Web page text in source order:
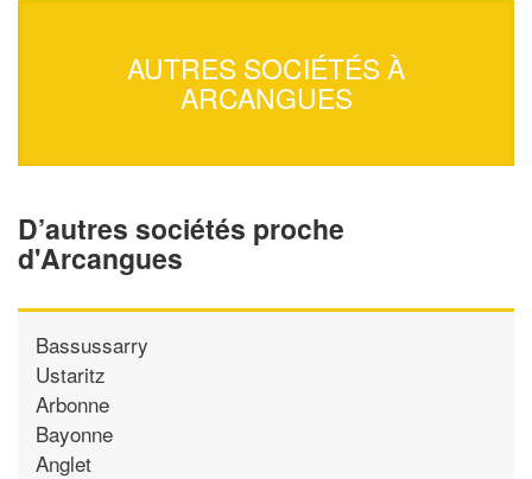
AUTRES SOCIÉTÉS À
ARCANGUES
D’autres sociétés proche
d'Arcangues
Bassussarry
Ustaritz
Arbonne
Bayonne
Anglet